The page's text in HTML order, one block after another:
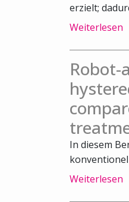
erzielt;
Weiterlesen
Robot-
In diesem
Weiterlesen